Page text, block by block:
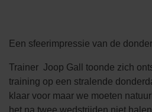
Een sfeerimpressie van de
Trainer Joop Gall toonde zich
training op een stralende
klaar voor maar we moeten
het na twee wedstrijden niet